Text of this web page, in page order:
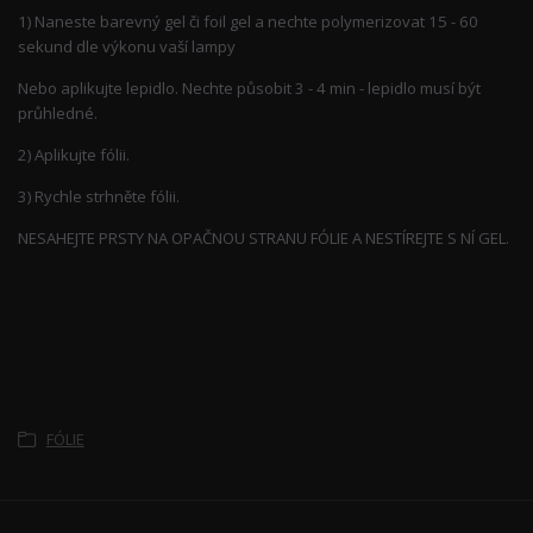
1) Naneste barevný gel či foil gel a nechte polymerizovat 15 - 60
sekund dle výkonu vaší lampy
Nebo aplikujte lepidlo. Nechte působit 3 - 4 min - lepidlo musí být
průhledné.
2) Aplikujte fólii.
3) Rychle strhněte fólii.
NESAHEJTE PRSTY NA OPAČNOU STRANU FÓLIE A NESTÍREJTE S NÍ GEL.
FÓLIE